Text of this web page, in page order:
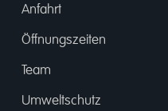
Anfahrt
Öffnungszeiten
Team
Umweltschutz